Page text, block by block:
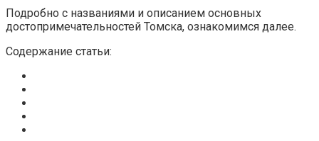
Подробно с названиями и описанием основных
достопримечательностей Томска, ознакомимся далее.
Содержание статьи: